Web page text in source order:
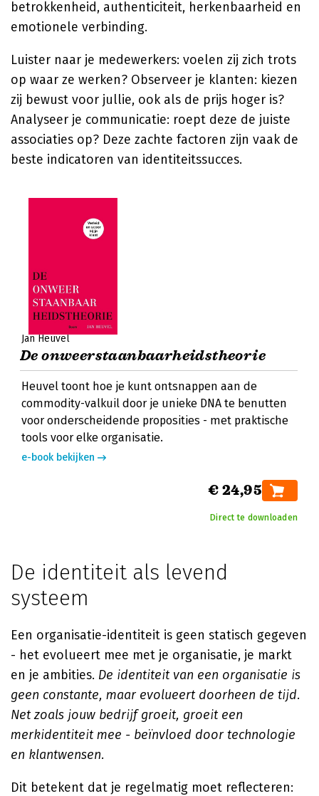
betrokkenheid, authenticiteit, herkenbaarheid en
emotionele verbinding.
Luister naar je medewerkers: voelen zij zich trots
op waar ze werken? Observeer je klanten: kiezen
zij bewust voor jullie, ook als de prijs hoger is?
Analyseer je communicatie: roept deze de juiste
associaties op? Deze zachte factoren zijn vaak de
beste indicatoren van identiteitssucces.
Jan Heuvel
De onweerstaanbaarheidstheorie
Heuvel toont hoe je kunt ontsnappen aan de
commodity-valkuil door je unieke DNA te benutten
voor onderscheidende proposities - met praktische
tools voor elke organisatie.
e-book bekijken
€ 24,95
Direct te downloaden
De identiteit als levend
systeem
Een organisatie-identiteit is geen statisch gegeven
- het evolueert mee met je organisatie, je markt
en je ambities. De identiteit van een organisatie is
geen constante, maar evolueert doorheen de tijd.
Net zoals jouw bedrijf groeit, groeit een
merkidentiteit mee - beïnvloed door technologie
en klantwensen.
Dit betekent dat je regelmatig moet reflecteren: